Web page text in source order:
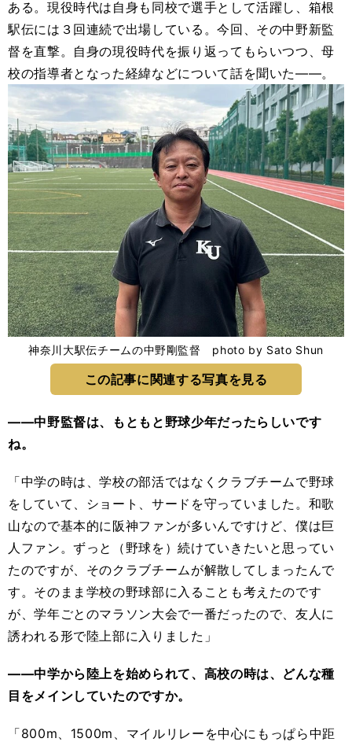
ある。現役時代は自身も同校で選手として活躍し、箱根
駅伝には３回連続で出場している。今回、その中野新監
督を直撃。自身の現役時代を振り返ってもらいつつ、母
校の指導者となった経緯などについて話を聞いた――。
神奈川大駅伝チームの中野剛監督 photo by Sato Shun
この記事に関連する写真を見る
――中野監督は、もともと野球少年だったらしいです
ね。
「中学の時は、学校の部活ではなくクラブチームで野球
をしていて、ショート、サードを守っていました。和歌
山なので基本的に阪神ファンが多いんですけど、僕は巨
人ファン。ずっと（野球を）続けていきたいと思ってい
たのですが、そのクラブチームが解散してしまったんで
す。そのまま学校の野球部に入ることも考えたのです
が、学年ごとのマラソン大会で一番だったので、友人に
誘われる形で陸上部に入りました」
――中学から陸上を始められて、高校の時は、どんな種
目をメインしていたのですか。
「800m、1500m、マイルリレーを中心にもっぱら中距